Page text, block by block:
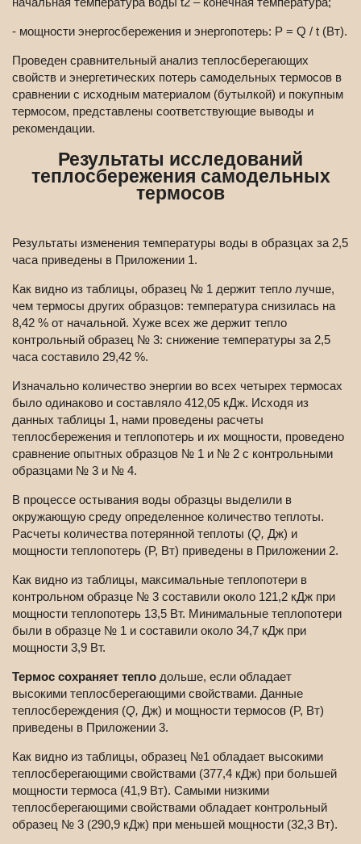
- мощности энергосбережения и энергопотерь: P = Q / t (Вт).
Проведен сравнительный анализ теплосберегающих
свойств и энергетических потерь самодельных термосов в
сравнении с исходным материалом (бутылкой) и покупным
термосом, представлены соответствующие выводы и
рекомендации.
Результаты исследований
теплосбережения самодельных
термосов
Результаты изменения температуры воды в образцах за 2,5
часа приведены в Приложении 1.
Как видно из таблицы, образец № 1 держит тепло лучше,
чем термосы других образцов: температура снизилась на
8,42 % от начальной. Хуже всех же держит тепло
контрольный образец № 3: снижение температуры за 2,5
часа составило 29,42 %.
Изначально количество энергии во всех четырех термосах
было одинаково и составляло 412,05 кДж. Исходя из
данных таблицы 1, нами проведены расчеты
теплосбережения и теплопотерь и их мощности, проведено
сравнение опытных образцов № 1 и № 2 с контрольными
образцами № 3 и № 4.
В процессе остывания воды образцы выделили в
окружающую среду определенное количество теплоты.
Расчеты количества потерянной теплоты (Q, Дж) и
мощности теплопотерь (P, Вт) приведены в Приложении 2.
Как видно из таблицы, максимальные теплопотери в
контрольном образце № 3 составили около 121,2 кДж при
мощности теплопотерь 13,5 Вт. Минимальные теплопотери
были в образце № 1 и составили около 34,7 кДж при
мощности 3,9 Вт.
Термос сохраняет тепло дольше, если обладает
высокими теплосберегающими свойствами. Данные
теплосбереждения (Q, Дж) и мощности термосов (P, Вт)
приведены в Приложении 3.
Как видно из таблицы, образец №1 обладает высокими
теплосберегающими свойствами (377,4 кДж) при большей
мощности термоса (41,9 Вт). Самыми низкими
теплосберегающими свойствами обладает контрольный
образец № 3 (290,9 кДж) при меньшей мощности (32,3 Вт).